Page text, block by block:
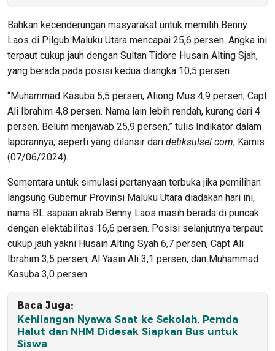
Bahkan kecenderungan masyarakat untuk memilih Benny
Laos di Pilgub Maluku Utara mencapai 25,6 persen. Angka ini
terpaut cukup jauh dengan Sultan Tidore Husain Alting Sjah,
yang berada pada posisi kedua diangka 10,5 persen.
“Muhammad Kasuba 5,5 persen, Aliong Mus 4,9 persen, Capt
Ali Ibrahim 4,8 persen. Nama lain lebih rendah, kurang dari 4
persen. Belum menjawab 25,9 persen,” tulis Indikator dalam
laporannya, seperti yang dilansir dari detiksulsel.com, Kamis
(07/06/2024).
Sementara untuk simulasi pertanyaan terbuka jika pemilihan
langsung Gubernur Provinsi Maluku Utara diadakan hari ini,
nama BL sapaan akrab Benny Laos masih berada di puncak
dengan elektabilitas 16,6 persen. Posisi selanjutnya terpaut
cukup jauh yakni Husain Alting Syah 6,7 persen, Capt Ali
Ibrahim 3,5 persen, Al Yasin Ali 3,1 persen, dan Muhammad
Kasuba 3,0 persen.
Baca Juga:
Kehilangan Nyawa Saat ke Sekolah, Pemda
Halut dan NHM Didesak Siapkan Bus untuk
Siswa